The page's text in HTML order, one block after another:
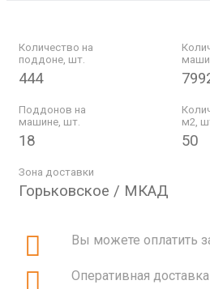
Количество на
поддоне, шт.
444
Поддонов на
машине, шт.
18
м2,
50
Зона доставки
Горьковское / МКАД
Вы можете оплатить
Оперативная